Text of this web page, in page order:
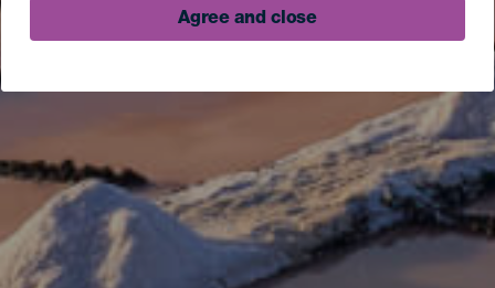
Agree and close